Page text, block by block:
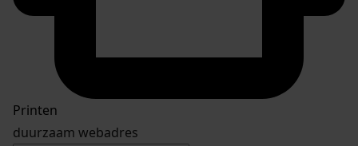
Printen
duurzaam webadres